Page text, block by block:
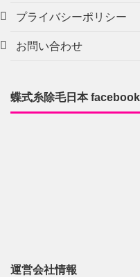
プライバシーポリシー
お問い合わせ
蝶式糸除毛日本 facebook
運営会社情報